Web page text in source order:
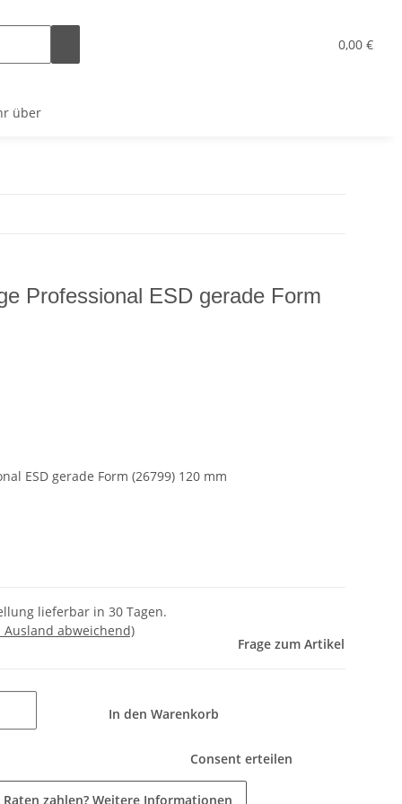
0,00 €
über
Professional ESD gerade Form
ESD gerade Form (26799) 120 mm
lieferbar in 30 Tagen.
Ausland abweichend)
Frage zum Artikel
In den Warenkorb
Consent erteilen
zahlen? Weitere Informationen